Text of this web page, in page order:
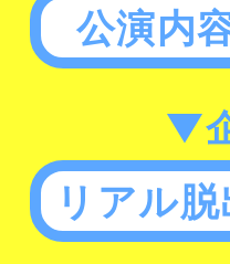
公演内
▼
リアル